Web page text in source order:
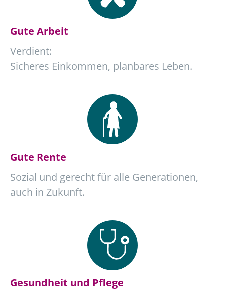
Gute Arbeit
Verdient:
Sicheres Einkommen, planbares Leben.
Gute Rente
Sozial und gerecht für alle Generationen,
auch in Zukunft.
Gesundheit und Pflege